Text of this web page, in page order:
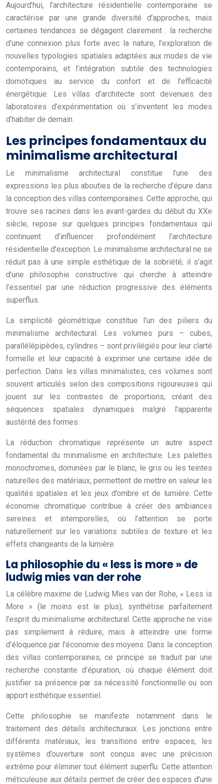
Aujourd’hui, l’architecture résidentielle contemporaine se
caractérise par une grande diversité d’approches, mais
certaines tendances se dégagent clairement : la recherche
d’une connexion plus forte avec la nature, l’exploration de
nouvelles typologies spatiales adaptées aux modes de vie
contemporains, et l’intégration subtile des technologies
domotiques au service du confort et de l’efficacité
énergétique. Les villas d’architecte sont devenues des
laboratoires d’expérimentation où s’inventent les modes
d’habiter de demain.
Les principes fondamentaux du
minimalisme architectural
Le minimalisme architectural constitue l’une des
expressions les plus abouties de la recherche d’épure dans
la conception des villas contemporaines. Cette approche, qui
trouve ses racines dans les avant-gardes du début du XXe
siècle, repose sur quelques principes fondamentaux qui
continuent d’influencer profondément l’architecture
résidentielle d’exception. Le minimalisme architectural ne se
réduit pas à une simple esthétique de la sobriété; il s’agit
d’une philosophie constructive qui cherche à atteindre
l’essentiel par une réduction progressive des éléments
superflus.
La simplicité géométrique constitue l’un des piliers du
minimalisme architectural. Les volumes purs – cubes,
parallélépipèdes, cylindres – sont privilégiés pour leur clarté
formelle et leur capacité à exprimer une certaine idée de
perfection. Dans les villas minimalistes, ces volumes sont
souvent articulés selon des compositions rigoureuses qui
jouent sur les contrastes de proportions, créant des
séquences spatiales dynamiques malgré l’apparente
austérité des formes.
La réduction chromatique représente un autre aspect
fondamental du minimalisme en architecture. Les palettes
monochromes, dominées par le blanc, le gris ou les teintes
naturelles des matériaux, permettent de mettre en valeur les
qualités spatiales et les jeux d’ombre et de lumière. Cette
économie chromatique contribue à créer des ambiances
sereines et intemporelles, où l’attention se porte
naturellement sur les variations subtiles de texture et les
effets changeants de la lumière.
La philosophie du « less is more » de
ludwig mies van der rohe
La célèbre maxime de Ludwig Mies van der Rohe, « Less is
More » (le moins est le plus), synthétise parfaitement
l’esprit du minimalisme architectural. Cette approche ne vise
pas simplement à réduire, mais à atteindre une forme
d’éloquence par l’économie des moyens. Dans la conception
des villas contemporaines, ce principe se traduit par une
recherche constante d’épuration, où chaque élément doit
justifier sa présence par sa nécessité fonctionnelle ou son
apport esthétique essentiel.
Cette philosophie se manifeste notamment dans le
traitement des détails architecturaux. Les jonctions entre
différents matériaux, les transitions entre espaces, les
systèmes d’ouverture sont conçus avec une précision
extrême pour éliminer tout élément superflu. Cette attention
méticuleuse aux détails permet de créer des espaces d’une